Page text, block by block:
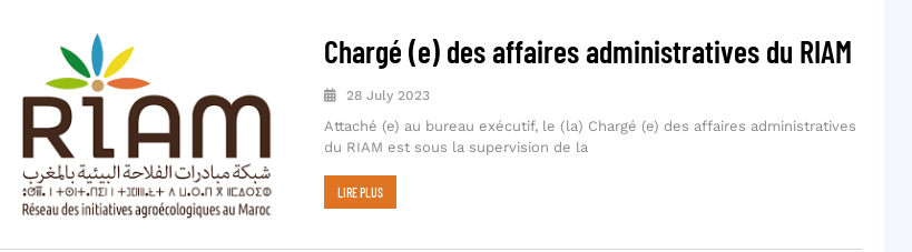
Chargé (e) des affaires administratives du RIAM
28 July 2023
Attaché (e) au bureau exécutif, le (la) Chargé (e) des affaires administratives
du RIAM est sous la supervision de la
LIRE PLUS